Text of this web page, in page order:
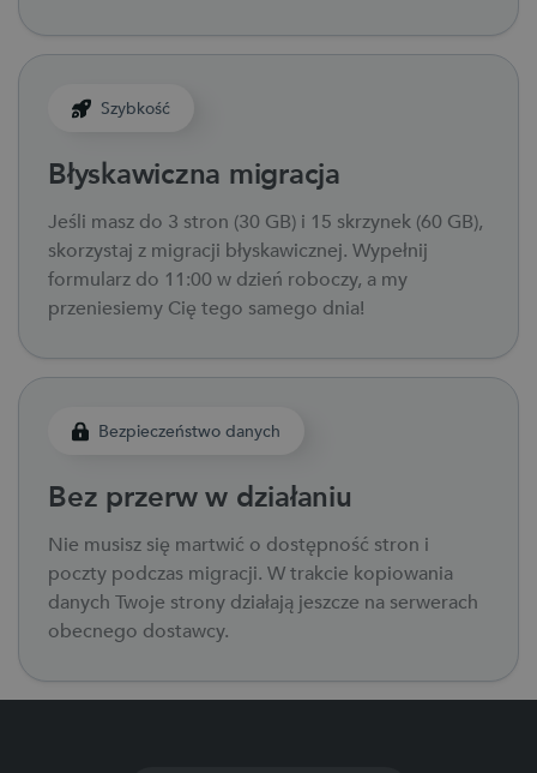
Szybkość
Błyskawiczna migracja
Jeśli masz do 3 stron (30 GB) i 15 skrzynek (60 GB),
skorzystaj z migracji błyskawicznej. Wypełnij
formularz do 11:00 w dzień roboczy, a my
przeniesiemy Cię tego samego dnia!
Bezpieczeństwo danych
Bez przerw w działaniu
Nie musisz się martwić o dostępność stron i
poczty podczas migracji. W trakcie kopiowania
danych Twoje strony działają jeszcze na serwerach
obecnego dostawcy.